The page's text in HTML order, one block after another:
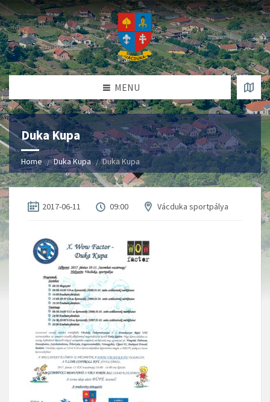
MENU
Duka Kupa
Home Duka Kupa Duka Kupa
2017-06-11 09:00 Vácduka sportpálya